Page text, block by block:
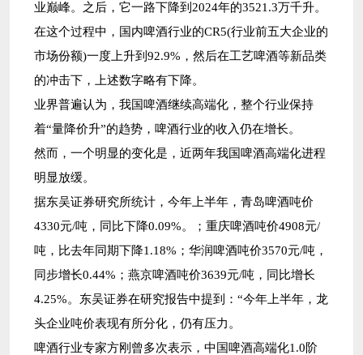
业巅峰。之后，它一路下降到2024年的3521.3万千升。
在这个过程中，国内啤酒行业的CR5(行业前五大企业的
市场份额)一度上升到92.9%，然后在工艺啤酒等新品类
的冲击下，上述数字略有下降。
业界普遍认为，我国啤酒继续高端化，整个行业保持
着“量降价升”的趋势，啤酒行业的收入仍在增长。
然而，一个明显的变化是，近两年我国啤酒高端化进程
明显放缓。
据东吴证券研究所统计，今年上半年，青岛啤酒吨价
4330元/吨，同比下降0.09%。；重庆啤酒吨价4908元/
吨，比去年同期下降1.18%；华润啤酒吨价3570元/吨，
同步增长0.44%；燕京啤酒吨价3639元/吨，同比增长
4.25%。东吴证券在研究报告中提到：“今年上半年，龙
头企业吨价表现有所分化，仍有压力。
啤酒行业专家方刚曾多次表示，中国啤酒高端化1.0阶